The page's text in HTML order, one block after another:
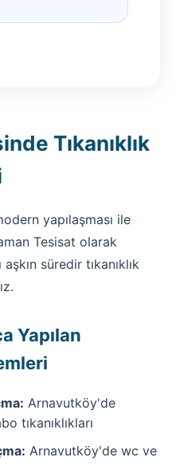
Tıkanıklık
yapılaşması ile
Tesisat olarak
süredir tıkanıklık
Yapılan
Arnavutköy'de
tıkanıklıkları
Arnavutköy'de wc ve